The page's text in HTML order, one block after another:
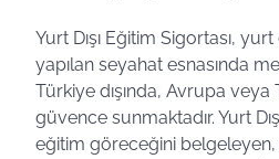
Yurt Dışı Eğitim Sigortası,
yapılan seyahat esnasında
Türkiye dışında, Avrupa
güvence sunmaktadır. Yurt
eğitim göreceğini belgeleyen,